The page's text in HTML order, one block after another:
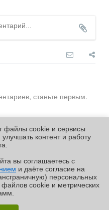
✖
станьте первым.
файлы cookie и сервисы
контент и работу
вы соглашаетесь с
и даёте согласие на
персональных
cookie и метрических